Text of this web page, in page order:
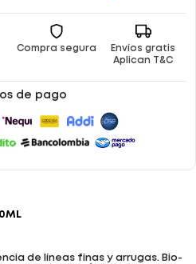
Compra segura
Envíos gratis
Aplican T&C
de pago
de líneas finas y arrugas. Bio-